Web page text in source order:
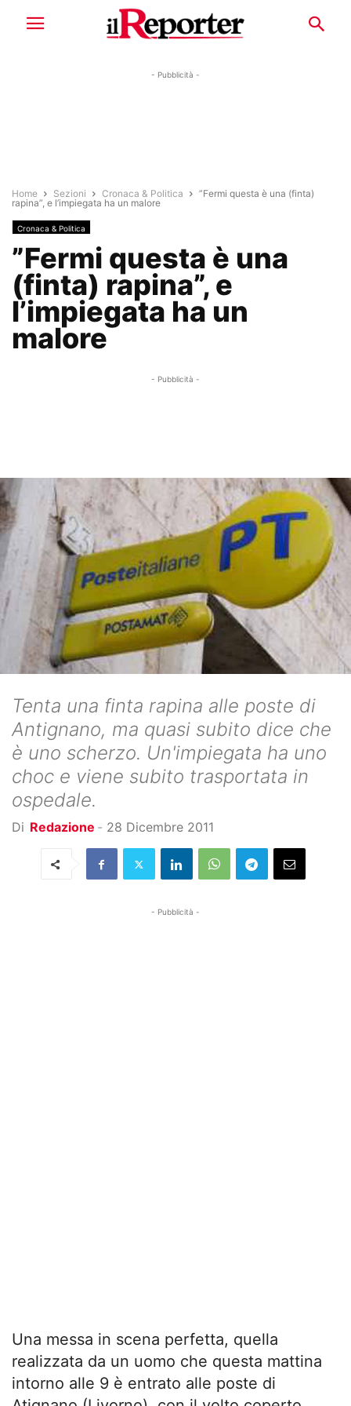
- Pubblicità -
Home Sezioni Cronaca & Politica
”Fermi questa è una (finta)
rapina”, e l’impiegata ha un malore
Cronaca & Politica
”Fermi questa è una
(finta) rapina”, e
l’impiegata ha un
malore
- Pubblicità -
Tenta una finta rapina alle poste di
Antignano, ma quasi subito dice che
è uno scherzo. Un'impiegata ha uno
choc e viene subito trasportata in
ospedale.
Di Redazione - 28 Dicembre 2011
- Pubblicità -
Una messa in scena perfetta, quella
realizzata da un uomo che questa mattina
intorno alle 9 è entrato alle poste di